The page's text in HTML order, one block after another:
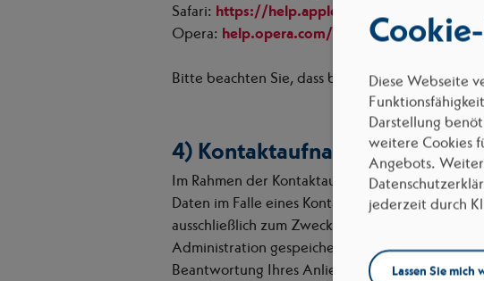
Safari: https://help.apple.com/safari/mac/8.0/
Opera: help.opera.com/Windows/10.20/de/
Bitte beachten Sie, dass bei Nichtannahme von
4) Kontaktaufnahme
Im Rahmen der Kontaktaufnahme mit uns (z.B.
Daten im Falle eines Kontaktformulars erhoben
ausschließlich zum Zweck der Beantwortung
Administration gespeichert und verwendet.
Beantwortung Ihres Anliegens gemäß Art. 6
Diese Webseite
Darstellung
weitere Cookies
Angebots.
jederzeit durch
Lassen Sie mich